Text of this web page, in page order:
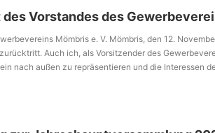
zu vertreten.
Vorstandes des
Mömbris e. V. Mömbris, den 12.
Auch ich, als Vorsitzender des
nach außen zu repräsentieren und die
wollte dazu beitragen, die positiven Aspekte und
Erfolg bei der Vertretung der Interessen unserer […]